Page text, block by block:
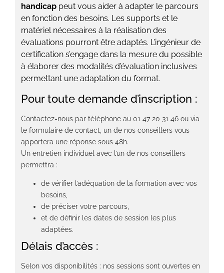
handicap peut vous aider à adapter le parcours
en fonction des besoins. Les supports et le
matériel nécessaires à la réalisation des
évaluations pourront être adaptés. L’ingénieur de
certification s’engage dans la mesure du possible
à élaborer des modalités d’évaluation inclusives
permettant une adaptation du format.
Pour toute demande d’inscription :
Contactez-nous par téléphone au 01 47 20 31 46 ou via
le formulaire de contact, un de nos conseillers vous
apportera une réponse sous 48h.
Un entretien individuel avec l’un de nos conseillers
permettra :
de vérifier l’adéquation de la formation avec vos
besoins,
de préciser votre parcours,
et de définir les dates de session les plus
adaptées.
Délais d’accès :
Selon vos disponibilités : nos sessions sont ouvertes en